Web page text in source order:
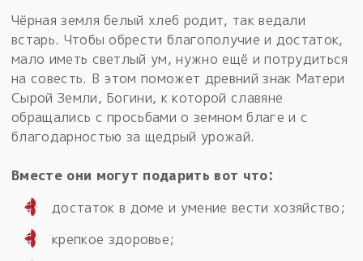
Чёрная земля белый хлеб родит, так ведали
встарь. Чтобы обрести благополучие и достаток,
мало иметь светлый ум, нужно ещё и потрудиться
на совесть. В этом поможет древний знак Матери
Сырой Земли, Богини, к которой славяне
обращались с просьбами о земном благе и с
благодарностью за щедрый урожай.
Вместе они могут подарить вот что:
достаток в доме и умение вести хозяйство;
крепкое здоровье;